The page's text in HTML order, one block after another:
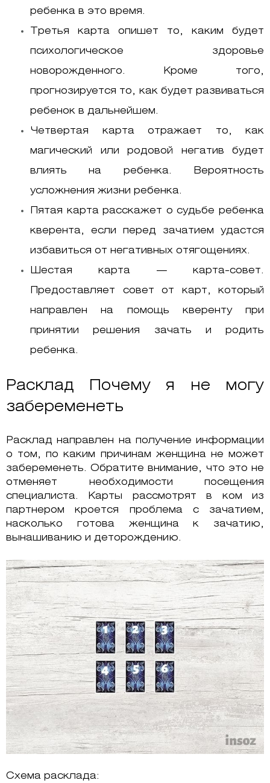
ребенка в это время.
Третья карта опишет то, каким будет
психологическое здоровье
новорожденного. Кроме того,
прогнозируется то, как будет развиваться
ребенок в дальнейшем.
Четвертая карта отражает то, как
магический или родовой негатив будет
влиять на ребенка. Вероятность
усложнения жизни ребенка.
Пятая карта расскажет о судьбе ребенка
кверента, если перед зачатием удастся
избавиться от негативных отягощениях.
Шестая карта — карта-совет.
Предоставляет совет от карт, который
направлен на помощь кверенту при
принятии решения зачать и родить
ребенка.
Расклад Почему я не могу
забеременеть
Расклад направлен на получение информации
о том, по каким причинам женщина не может
забеременеть. Обратите внимание, что это не
отменяет необходимости посещения
специалиста. Карты рассмотрят в ком из
партнером кроется проблема с зачатием,
насколько готова женщина к зачатию,
вынашиванию и деторождению.
Схема расклада: